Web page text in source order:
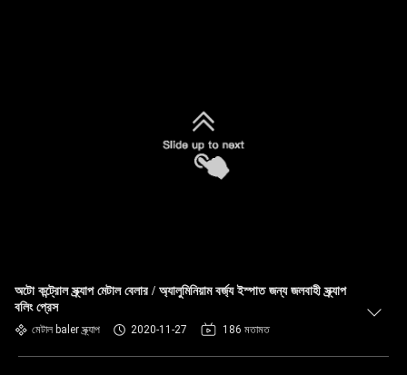
অটো কন্ট্রোল স্ক্র্যাপ মেটাল বেলার / অ্যালুমিনিয়াম বর্জ্য ইস্পাত জন্য জলবাহী স্ক্র্যাপ
বলিং প্রেস
মেটাল baler স্ক্র্যাপ 2020-11-27 186 মতামত